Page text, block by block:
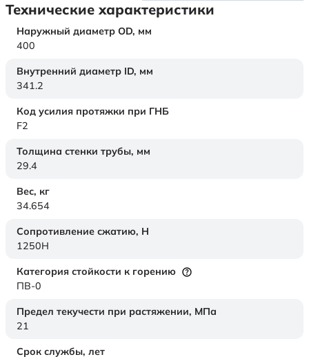
Технические характеристики
Наружный диаметр OD, мм
400
Внутренний диаметр ID, мм
341.2
Код усилия протяжки при ГНБ
F2
Толщина стенки трубы, мм
29.4
Вес, кг
34.654
Сопротивление сжатию, Н
1250H
Категория стойкости к горению
ПВ-0
Предел текучести при растяжении, МПа
21
Срок службы, лет